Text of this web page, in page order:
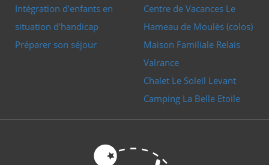
Intégration d'enfants en
situation d'handicap
Préparer son séjour
Centre de Vacances Le
Hameau de Moulès (colos)
Maison Familiale Relais
Valrance
Chalet Le Soleil Levant
Camping La Belle Etoile